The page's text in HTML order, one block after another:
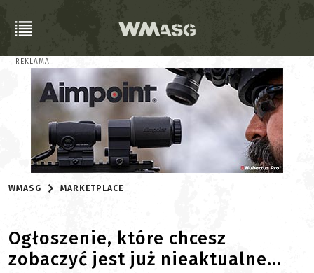
REKLAMA
WMASG MARKETPLACE
Ogłoszenie, które chcesz
zobaczyć jest już nieaktualne...